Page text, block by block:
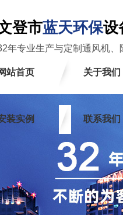
登市蓝天环保设
年专业生产与定制通风机、
站首页 关于我们
装实例 联系我们